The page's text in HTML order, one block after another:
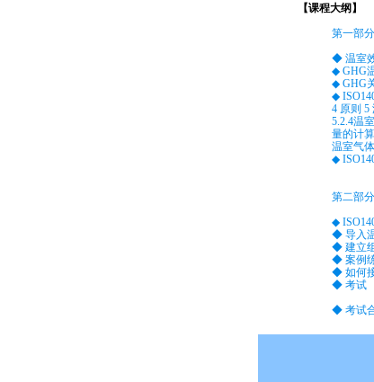
【课程大纲】
第一部分
◆ 温室
◆ GHG
◆ GHG
◆
4 原则 5
5.2.4温
量的计
温室气
◆
第二部分
◆
◆ 导入
◆ 建立
◆ 案例
◆ 如何
◆ 考试
◆ 考试